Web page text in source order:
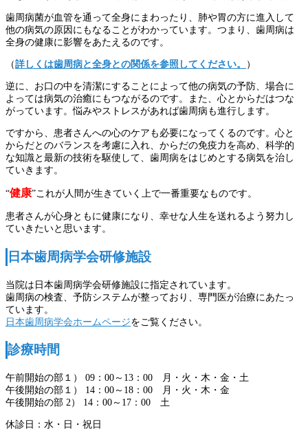
歯周病菌が血管を通って全身にまわったり、肺や胃の方に進入して
他の病気の原因にもなることがわかっています。つまり、歯周病は
全身の健康に影響をあたえるのです。
（詳しくは歯周病と全身との関係を参照してください。 ）
逆に、お口の中を清潔にすることによって他の病気の予防、場合に
よっては病気の治癒にもつながるのです。また、心とからだはつな
がっています。悩みやストレスがあれば歯周病も進行します。
ですから、患者さんへの心のケアも必要になってくるのです。心と
からだとのバランスを考慮に入れ、からだの免疫力を高め、科学的
な知識と最新の技術を駆使して、歯周病をはじめとする病気を治し
ていきます。
“健康”これが人間が生きていく上で一番重要なものです。
患者さんが心身ともに健康になり、幸せな人生を送れるよう努力し
ていきたいと思います。
日本歯周病学会研修施設
当院は日本歯周病学会研修施設に指定されています。
歯周病の検査、予防システムが整っており、専門医が治療にあたっ
ています。
日本歯周病学会ホームページをご覧ください。
診療時間
午前開始の部１） 09：00～13：00 月・火・木・金・土
午後開始の部１） 14：00～18：00 月・火・木・金
午後開始の部 2） 14：00～17：00 土
休診日：水・日・祝日